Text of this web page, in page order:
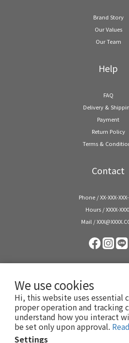
We use cookies
Hi, this website uses essential
proper operation and tracking
understand how you interact
be set only upon approval.
Settings
Brand Story
Our Values
Our Team
Help
FAQ
Delivery &
Payment
Return Policy
Terms &
Contact
Phone / XX-XXX-
Hours / XXXX-
Mail /
$TWD English